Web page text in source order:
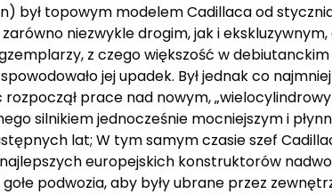
był topowym modelem Cadillaca od
niezwykle drogim, jak i
z czego większość w
jej upadek. Był jednak co
prace nad nowym,
silnikiem jednocześnie mocniejszym i
lat; W tym samym czasie szef
europejskich konstruktorów
podwozia, aby były ubrane przez